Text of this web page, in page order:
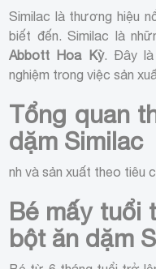
Similac là thương hiệu
biết đến. Similac là
Abbott Hoa Kỳ. Đây là
nghiệm trong việc sản
Tổng quan
dặm Similac
nh và sản xuất theo tiêu
Bé mấy tuổi
bột ăn dặm